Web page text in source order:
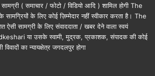
सामग्री ( समाचार / फोटो / विडियो आदि ) शामिल होगी The
के लिए कोई ज़िम्मेदार नहीं स्वीकार करता है। The
सामग्री के लिए संवाददाता / खबर देने वाला स्वयं
या उसके स्वामी, मुद्रक, प्रकाशक, संपादक की कोई
विवादों का न्यायक्षेत्र जगदलपुर होगा